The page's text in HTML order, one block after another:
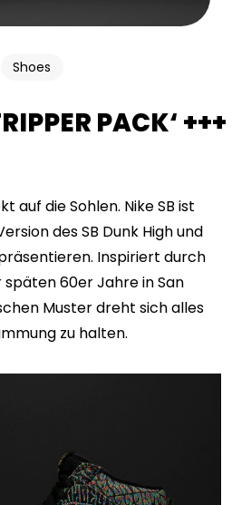
Shoes
PACK‘ +++
auf die Sohlen. Nike SB ist
des SB Dunk High und
Inspiriert durch
60er Jahre in San
Muster dreht sich alles
zu halten.